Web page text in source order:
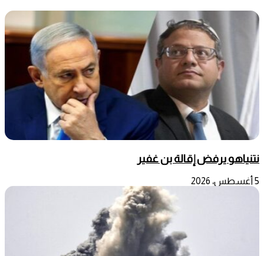
نتنياهو يرفض إقالة بن غفير
5 أغسطس، 2026